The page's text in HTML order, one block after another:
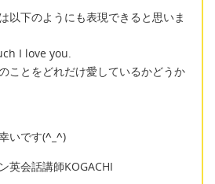
以下のようにも表現できると思いま
I love you.
ことをどれだけ愛しているかどうか
いです(^_^)
会話講師KOGACHI